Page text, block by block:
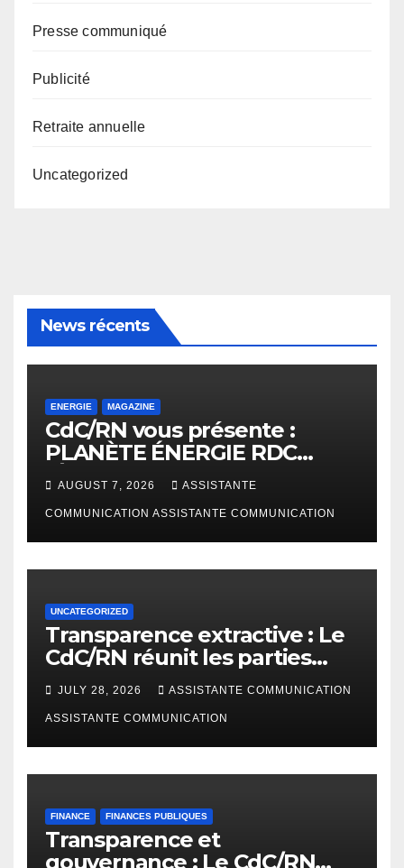
Presse communiqué
Publicité
Retraite annuelle
Uncategorized
News récents
ENERGIE MAGAZINE
CdC/RN vous présente :
PLANÈTE ÉNERGIE RDC
(Édition Janvier – Juin 2026)
AUGUST 7, 2026 ASSISTANTE
COMMUNICATION ASSISTANTE COMMUNICATION
UNCATEGORIZED
Transparence extractive : Le
CdC/RN réunit les parties
prenantes à Bunia pour
enrichir le rapport de
cadrage ITIE RDC 2024
JULY 28, 2026 ASSISTANTE COMMUNICATION
ASSISTANTE COMMUNICATION
FINANCE FINANCES PUBLIQUES
Transparence et
gouvernance : Le CdC/RN